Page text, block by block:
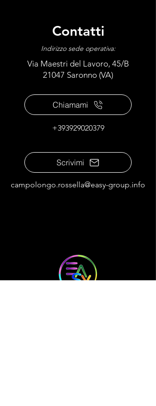
Contatti
Indirizzo sede operativa:
Via Maestri del Lavoro, 45/B
21047 Saronno (VA)
Chiamami
+393929020379
Scrivimi
campolongo.rossella@easy-group.info